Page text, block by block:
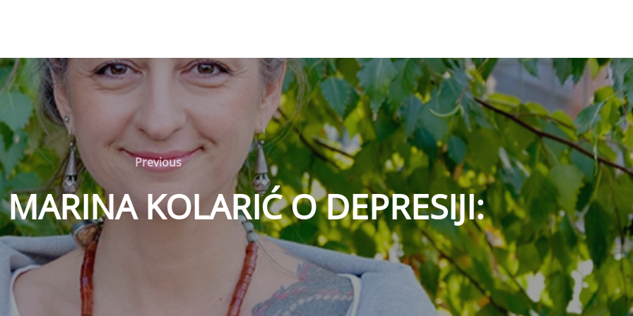
Previous
Previous
KОLАRIĆ О DЕPRЕSIЈI: